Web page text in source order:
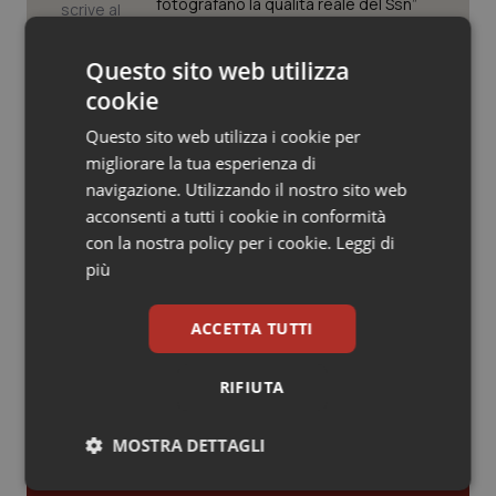
Veneto
Oncoematologia
Oncologia & Nutrizione
Psoriasi & pelle
Quotidiano Cardiologia
Quotidiano Oncologia
Case di comunità. La sfida ora è
punto della Conferenza delle Regioni
San Raffaele di Milano. Ispezioni e
criticità riscontrate, stop al
laboratorio di Embriologia
Cloud sanitario: infrastrutture,
Questo sito web utilizza
cookie
Questo sito web utilizza i cookie per
migliorare la tua esperienza di
navigazione. Utilizzando il nostro sito web
acconsenti a tutti i cookie in conformità
con la nostra policy per i cookie. Leggi di
più
ACCETTA TUTTI
RIFIUTA
MOSTRA DETTAGLI